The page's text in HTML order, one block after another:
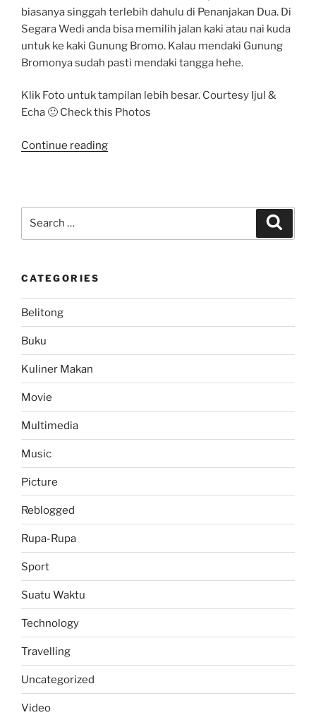
biasanya singgah terlebih dahulu di Penanjakan Dua. Di
Segara Wedi anda bisa memilih jalan kaki atau nai kuda
untuk ke kaki Gunung Bromo. Kalau mendaki Gunung
Bromonya sudah pasti mendaki tangga hehe.
Klik Foto untuk tampilan lebih besar. Courtesy Ijul &
Echa 🙂 Check this Photos
Continue reading“[Photo]
CATEGORIES
Belitong
Buku
Kuliner Makan
Movie
Multimedia
Music
Picture
Reblogged
Rupa-Rupa
Sport
Suatu Waktu
Technology
Travelling
Uncategorized
Video